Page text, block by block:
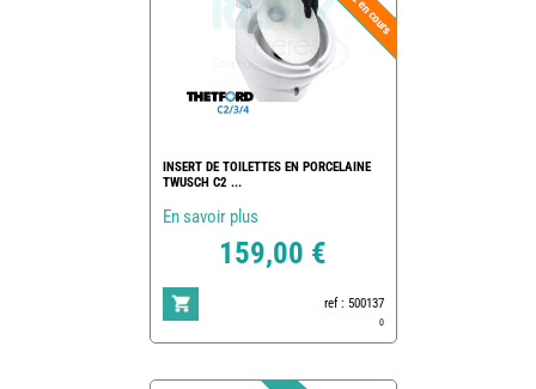
INSERT DE TOILETTES EN PORCELAINE
TWUSCH C2 ...
En savoir plus
159,00 €
ref : 500137
0